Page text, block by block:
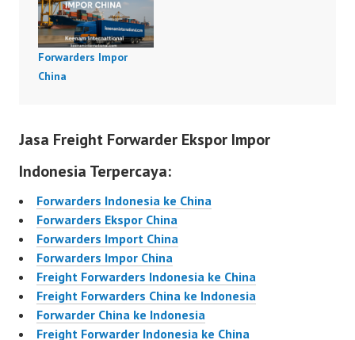
Forwarders Impor
China
Jasa Freight Forwarder Ekspor Impor
Indonesia Terpercaya:
Forwarders Indonesia ke China
Forwarders Ekspor China
Forwarders Import China
Forwarders Impor China
Freight Forwarders Indonesia ke China
Freight Forwarders China ke Indonesia
Forwarder China ke Indonesia
Freight Forwarder Indonesia ke China